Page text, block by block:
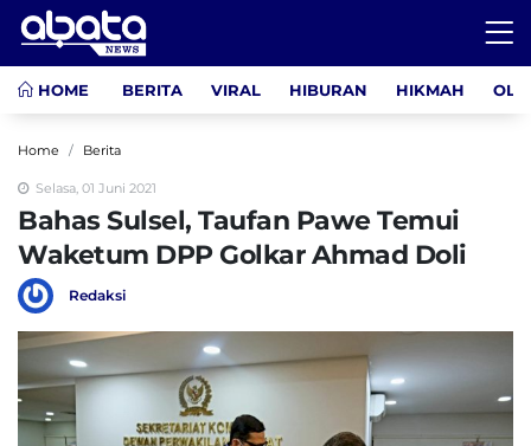
HOME BERITA VIRAL HIBURAN HIKMAH
Home Berita
Selasa, 01 Juni 2021
Bahas Sulsel, Taufan Pawe Temui
Waketum DPP Golkar Ahmad Doli
Redaksi